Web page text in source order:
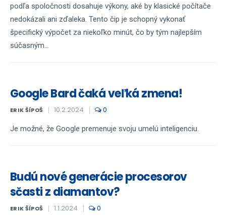
podľa spoločnosti dosahuje výkony, aké by klasické počítače
nedokázali ani zďaleka. Tento čip je schopný vykonať
špecifický výpočet za niekoľko minút, čo by tým najlepším
súčasným...
Google Bard čaká veľká zmena!
ERIK ŠÍPOŠ 10.2.2024 0
Je možné, že Google premenuje svoju umelú inteligenciu.
Budú nové generácie procesorov
sčasti z diamantov?
ERIK ŠÍPOŠ 1.1.2024 0